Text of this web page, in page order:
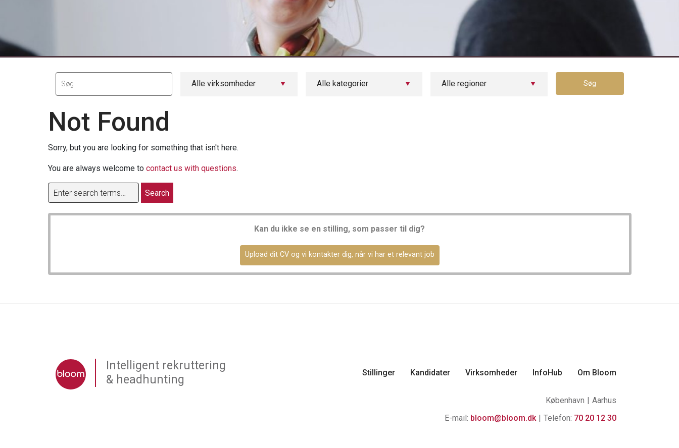
Alle virksomheder Alle kategorier Alle regioner Søg
Not Found
Sorry, but you are looking for something that isn't here.
You are always welcome to contact us with questions.
Kan du ikke se en stilling, som passer til dig?
Upload dit CV og vi kontakter dig, når vi har et relevant job
Intelligent rekruttering
& headhunting
Stillinger Kandidater Virksomheder InfoHub Om Bloom
København
Aarhus
E-mail: bloom@bloom.dk Telefon: 70 20 12 30